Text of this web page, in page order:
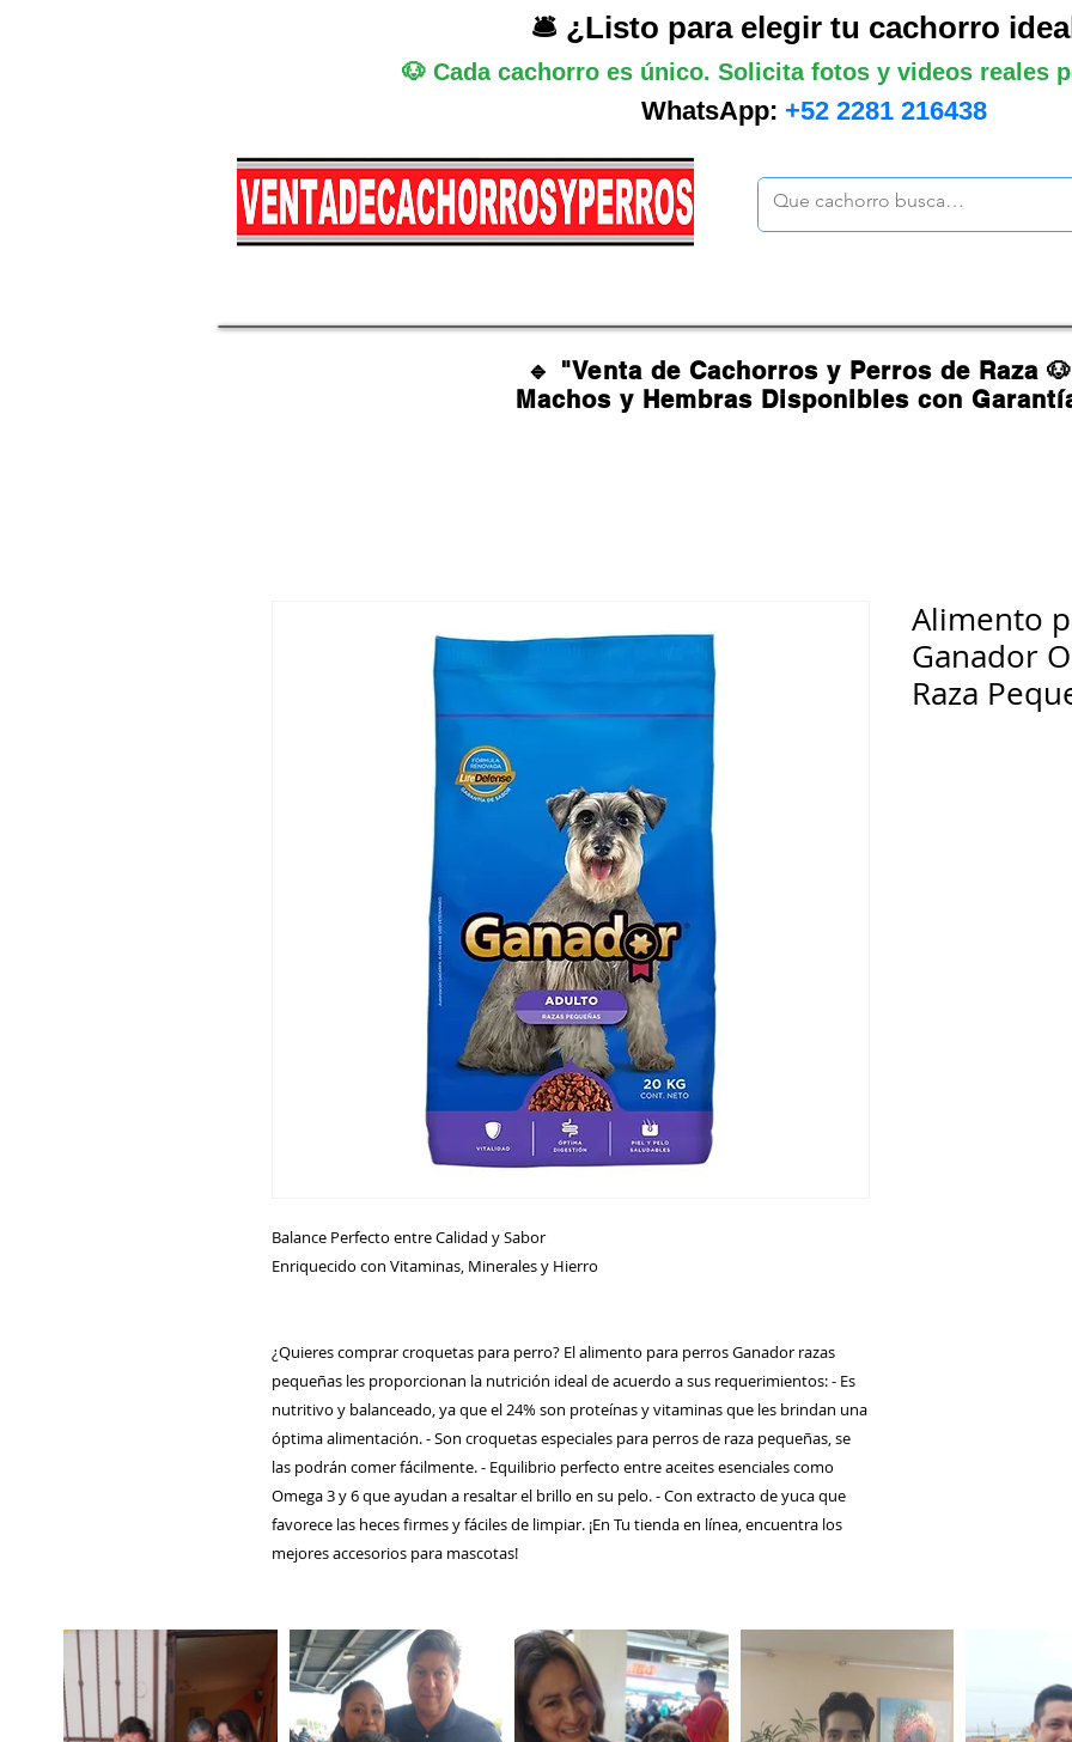
🛎️ ¿Listo para elegir tu cachorro
🐶 Cada cachorro es único. Solicita fotos y videos reales
WhatsApp: +52 2281 216438
🔹 "Venta de Cachorros y Perros de Raza 🐶
Machos y Hembras Disponibles con
Balance Perfecto entre Calidad y Sabor
Enriquecido con Vitaminas, Minerales y Hierro
¿Quieres comprar croquetas para perro? El alimento para perros Ganador razas
pequeñas les proporcionan la nutrición ideal de acuerdo a sus requerimientos: - Es
nutritivo y balanceado, ya que el 24% son proteínas y vitaminas que les brindan una
óptima alimentación. - Son croquetas especiales para perros de raza pequeñas, se
las podrán comer fácilmente. - Equilibrio perfecto entre aceites esenciales como
Omega 3 y 6 que ayudan a resaltar el brillo en su pelo. - Con extracto de yuca que
favorece las heces firmes y fáciles de limpiar. ¡En Tu tienda en línea, encuentra los
mejores accesorios para mascotas!
Alimento
Ganador
Raza